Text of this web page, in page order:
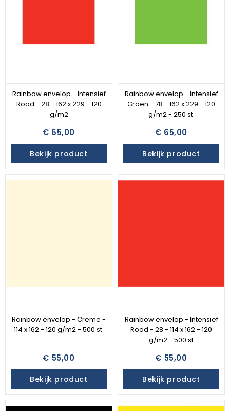
Rainbow envelop - Intensief
Rood - 28 - 162 x 229 - 120
g/m2
€ 65,00
Bekijk product
Rainbow envelop - Intensief
Groen - 78 - 162 x 229 - 120
g/m2 - 250 st.
€ 65,00
Bekijk product
Rainbow envelop - Creme -
114 x 162 - 120 g/m2 - 500 st.
€ 55,00
Bekijk product
Rainbow envelop - Intensief
Rood - 28 - 114 x 162 - 120
g/m2 - 500 st
€ 55,00
Bekijk product